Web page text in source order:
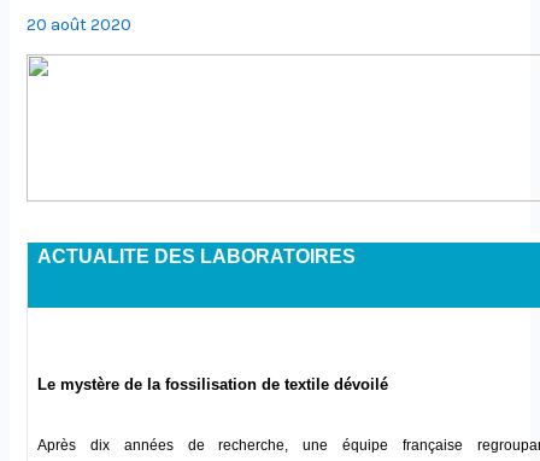
20 août 2020
ACTUALITE DES LABORATOIRES
Le mystère de la fossilisation de textile dévoilé
Après dix années de recherche, une équipe française